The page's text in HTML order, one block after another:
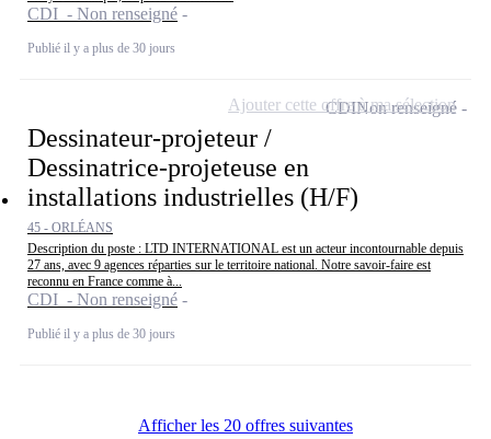
CDI - Non renseigné
Publié il y a plus de 30 jours
Dessinateur-projeteur /
Dessinatrice-projeteuse en
installations industrielles (H/F)
45 - ORLÉANS
Description du poste : LTD INTERNATIONAL est un acteur incontournable depuis
27 ans, avec 9 agences réparties sur le territoire national. Notre savoir-faire est
reconnu en France comme à...
CDI - Non renseigné
Publié il y a plus de 30 jours
CDINon renseigné
Ajouter cette offre à ma sélection
Afficher les 20 offres suivantes